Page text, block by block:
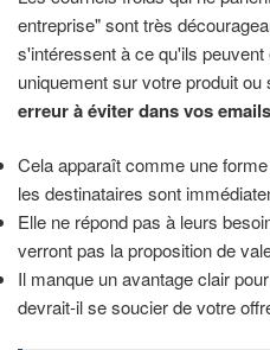
entreprise" sont très
s'intéressent à ce qu'ils peuvent
uniquement sur votre produit
erreur à éviter dans vos
Cela apparaît comme une
les destinataires sont
Elle ne répond pas à leurs
verront pas la proposition de
Il manque un avantage clair
devrait-il se soucier de votre